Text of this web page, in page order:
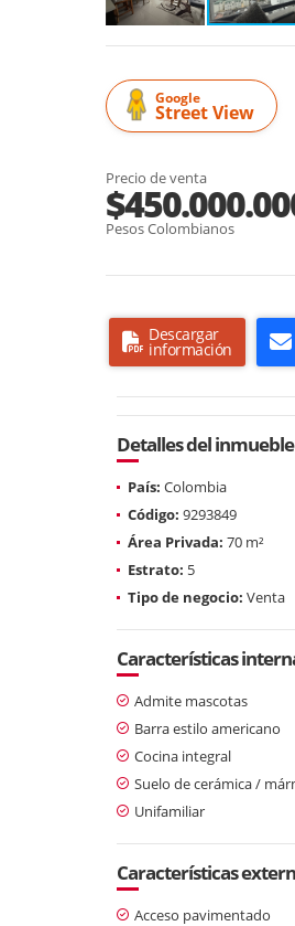
Google
Street View
Precio de venta
Pesos Colombianos
Descargar
información
Detalles del inmueble
País: Colombia
Código: 9293849
Área Privada: 70 m²
Estrato: 5
Tipo de negocio: Venta
Características
Admite mascotas
Barra estilo americano
Cocina integral
Suelo de cerámica /
Unifamiliar
Características
Acceso pavimentado